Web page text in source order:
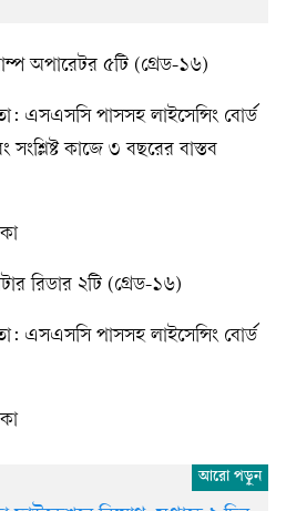
অপারেটর ৫টি (গ্রেড-১৬)
এসএসসি পাসসহ লাইসেন্সিং বোর্ড
সংশ্লিষ্ট কাজে ৩ বছরের বাস্তব
রিডার ২টি (গ্রেড-১৬)
এসএসসি পাসসহ লাইসেন্সিং বোর্ড